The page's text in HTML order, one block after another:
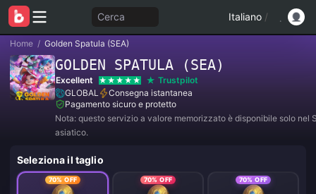
Cerca Italiano /
Home / Golden Spatula (SEA)
GOLDEN SPATULA (SEA)
Excellent
Trustpilot
GLOBAL
Consegna istantanea
Pagamento sicuro e protetto
Nota: questo servizio a valore memorizzato è disponibile solo nel
asiatico.
Seleziona il taglio
70% OFF 70% OFF 70% OFF